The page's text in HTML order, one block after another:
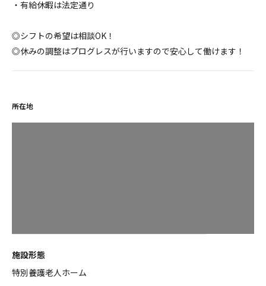
・有給休暇は法定通り
◎シフトの希望は相談OK！
◎休みの調整はプログレスが行いますので安心して働けます！
所在地
施設形態
特別養護老人ホーム